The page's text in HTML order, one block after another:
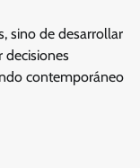
sino de desarrollar
decisiones
contemporáneo